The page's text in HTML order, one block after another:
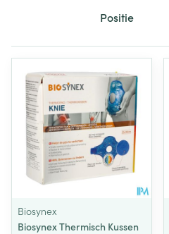
Sorteer op:
Biosynex
Biosynex Thermisch Kussen